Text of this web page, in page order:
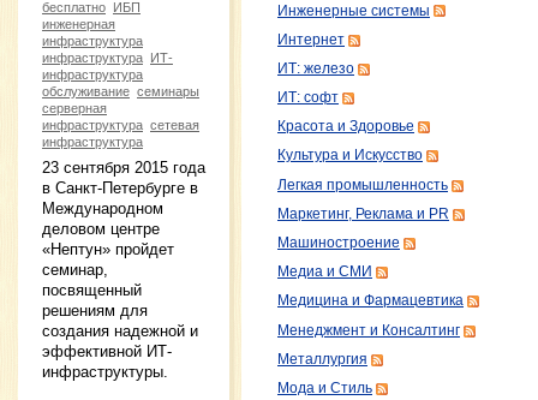
бесплатно ИБП
инженерная
инфраструктура
инфраструктура ИТ-
инфраструктура
обслуживание семинары
серверная
инфраструктура сетевая
инфраструктура
23 сентября 2015 года
в Санкт-Петербурге в
Международном
деловом центре
«Нептун» пройдет
семинар,
посвященный
решениям для
создания надежной и
эффективной ИТ-
инфраструктуры.
Инженерные системы
Интернет
ИТ: железо
ИТ: софт
Красота и Здоровье
Культура и Искусство
Легкая промышленность
Маркетинг, Реклама и PR
Машиностроение
Медиа и СМИ
Медицина и Фармацевтика
Менеджмент и Консалтинг
Металлургия
Мода и Стиль